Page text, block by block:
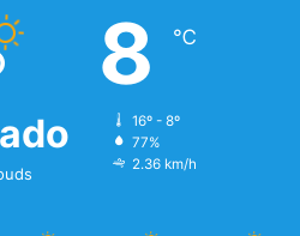
8 ℃
16º - 8º
77%
2.36 km/h